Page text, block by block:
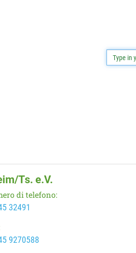
Ts. e.V.
di telefono:
32491
9270588